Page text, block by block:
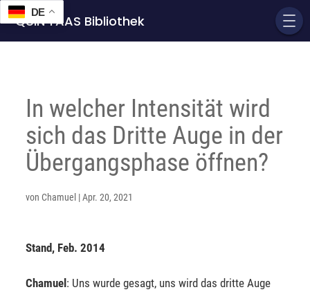
QUIN'TAAS Bibliothek
In welcher Intensität wird
sich das Dritte Auge in der
Übergangsphase öffnen?
vonChamuel |Apr. 20, 2021
Stand, Feb. 2014
Chamuel : Uns wurde gesagt, uns wird das dritte Auge
DE